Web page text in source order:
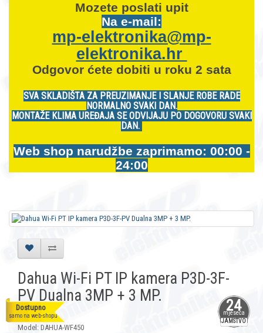
Mozete poslati upit
Na e-mail:
mp-elektronika@mp-
elektronika.hr
Odgovor ćete dobiti u roku 2 sata
SVA SKLADIŠTA ZA PREUZIMANJE I SLANJE ROBE RADE
NORMALNO SVAKI DAN.
MONTAŽE KLIMA UREĐAJA SE ODVIJAJU PO DOGOVORU SVAKI
DAN.
Web shop narudžbe zaprimamo: 00:00 -
24:00
24
mjeseca
JAMSTVO
Dostupno
samo na web-shopu
Dahua Wi-Fi PT IP kamera P3D-3F-
PV Dualna 3MP + 3 MP.
Šifra: 10633
Model: DAHUA-WF450